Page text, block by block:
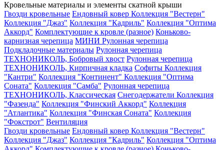
Кровельные материалы и элементы скатной крыши
Гвозди кровельные Ендовный ковер Коллекция "Вестерн"
Коллекция "Джаз" Коллекция "Кадриль" Коллекция "Оптима
Аккорд" Комплектующие к кровле (разное) Коньково-
карнизная черепица МИНИ Рулонная черепица
Подкладочные материалы Рулонная черепица
ТЕХНОНИКОЛЬ, Бобровый хвост Рулонная черепица
ТЕХНОНИКОЛЬ, Кирпичная кладка Софиты Коллекция
"Кантри" Коллекция "Континент" Коллекция "Оптима
Соната" Коллекция "Самба" Рулонная черепица
ТЕХНОНИКОЛЬ, Классическая Снегодержатели Коллекция
"Фазенда" Коллекция "Финский Аккорд" Коллекция
"Атлантика" Коллекция "Финская Соната" Коллекция
"Фокстрот" Вентиляция
Гвозди кровельные Ендовный ковер Коллекция "Вестерн"
Коллекция "Джаз" Коллекция "Кадриль" Коллекция "Оптима